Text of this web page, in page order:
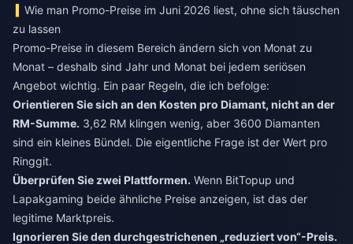
Wie man Promo-Preise im Juni 2026 liest, ohne sich täuschen
zu lassen
Promo-Preise in diesem Bereich ändern sich von Monat zu
Monat – deshalb sind Jahr und Monat bei jedem seriösen
Angebot wichtig. Ein paar Regeln, die ich befolge:
Orientieren Sie sich an den Kosten pro Diamant, nicht an der
RM-Summe. 3,62 RM klingen wenig, aber 3600 Diamanten
sind ein kleines Bündel. Die eigentliche Frage ist der Wert pro
Ringgit.
Überprüfen Sie zwei Plattformen. Wenn BitTopup und
Lapakgaming beide ähnliche Preise anzeigen, ist das der
legitime Marktpreis.
Ignorieren Sie den durchgestrichenen „reduziert von“-Preis.